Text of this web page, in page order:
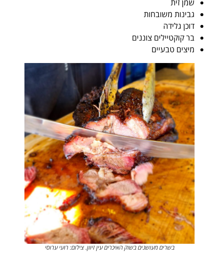
שמן זית
גבינות משובחות
דוכן גלידה
בר קוקטיילים צוננים
מיצים טבעיים
בשרים מעושנים בשוק האיכרים עין זיוון. צילום: רועי ערוסי